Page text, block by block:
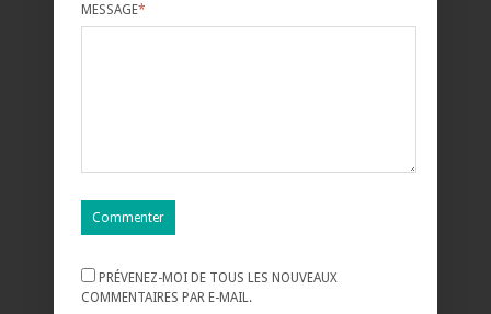
MESSAGE*
PRÉVENEZ-MOI DE TOUS LES NOUVEAUX
COMMENTAIRES PAR E-MAIL.